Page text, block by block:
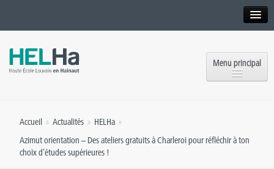
Offres d’emploi
Menu principal
Accueil » Actualités » HELHa »
Azimut orientation – Des ateliers gratuits à Charleroi pour réfléchir à ton
choix d'études supérieures !